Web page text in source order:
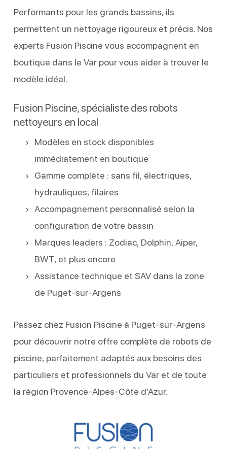
Performants pour les grands bassins, ils
permettent un nettoyage rigoureux et précis. Nos
experts Fusion Piscine vous accompagnent en
boutique dans le Var pour vous aider à trouver le
modèle idéal.
Fusion Piscine, spécialiste des robots
nettoyeurs en local
Modèles en stock disponibles
immédiatement en boutique
Gamme complète : sans fil, électriques,
hydrauliques, filaires
Accompagnement personnalisé selon la
configuration de votre bassin
Marques leaders : Zodiac, Dolphin, Aiper,
BWT, et plus encore
Assistance technique et SAV dans la zone
de Puget-sur-Argens
Passez chez Fusion Piscine à Puget-sur-Argens
pour découvrir notre offre complète de robots de
piscine, parfaitement adaptés aux besoins des
particuliers et professionnels du Var et de toute
la région Provence-Alpes-Côte d’Azur.